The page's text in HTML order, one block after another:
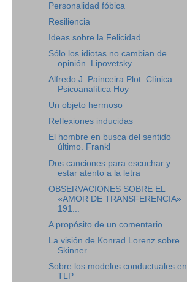
Personalidad fóbica
Resiliencia
Ideas sobre la Felicidad
Sólo los idiotas no cambian de
opinión. Lipovetsky
Alfredo J. Painceira Plot: Clínica
Psicoanalítica Hoy
Un objeto hermoso
Reflexiones inducidas
El hombre en busca del sentido
último. Frankl
Dos canciones para escuchar y
estar atento a la letra
OBSERVACIONES SOBRE EL
«AMOR DE TRANSFERENCIA»
191...
A propósito de un comentario
La visión de Konrad Lorenz sobre
Skinner
Sobre los modelos conductuales en
TLP